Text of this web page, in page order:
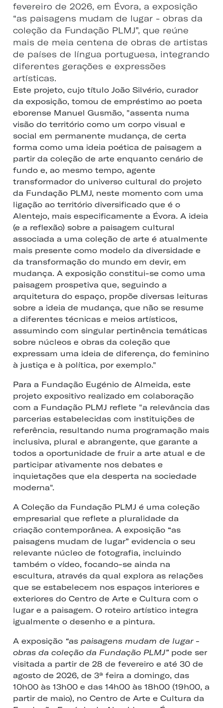
fevereiro de 2026, em Évora, a exposição
“as paisagens mudam de lugar - obras da
coleção da Fundação PLMJ”, que reúne
mais de meia centena de obras de artistas
de países de língua portuguesa, integrando
diferentes gerações e expressões
artísticas.
Este projeto, cujo título João Silvério, curador
da exposição, tomou de empréstimo ao poeta
eborense Manuel Gusmão, "assenta numa
visão do território como um corpo visual e
social em permanente mudança, de certa
forma como uma ideia poética de paisagem a
partir da coleção de arte enquanto cenário de
fundo e, ao mesmo tempo, agente
transformador do universo cultural do projeto
da Fundação PLMJ, neste momento com uma
ligação ao território diversificado que é o
Alentejo, mais especificamente a Évora. A ideia
(e a reflexão) sobre a paisagem cultural
associada a uma coleção de arte é atualmente
mais presente como modelo da diversidade e
da transformação do mundo em devir, em
mudança. A exposição constitui-se como uma
paisagem prospetiva que, seguindo a
arquitetura do espaço, propõe diversas leituras
sobre a ideia de mudança, que não se resume
a diferentes técnicas e meios artísticos,
assumindo com singular pertinência temáticas
sobre núcleos e obras da coleção que
expressam uma ideia de diferença, do feminino
à justiça e à política, por exemplo."
Para a Fundação Eugénio de Almeida, este
projeto expositivo realizado em colaboração
com a Fundação PLMJ reflete "a relevância das
parcerias estabelecidas com instituições de
referência, resultando numa programação mais
inclusiva, plural e abrangente, que garante a
todos a oportunidade de fruir a arte atual e de
participar ativamente nos debates e
inquietações que ela desperta na sociedade
moderna".
A Coleção da Fundação PLMJ é uma coleção
empresarial que reflete a pluralidade da
criação contemporânea. A exposição “as
paisagens mudam de lugar” evidencia o seu
relevante núcleo de fotografia, incluindo
também o vídeo, focando-se ainda na
escultura, através da qual explora as relações
que se estabelecem nos espaços interiores e
exteriores do Centro de Arte e Cultura com o
lugar e a paisagem. O roteiro artístico integra
igualmente o desenho e a pintura.
A exposição “as paisagens mudam de lugar -
obras da coleção da Fundação PLMJ” pode ser
visitada a partir de 28 de fevereiro e até 30 de
agosto de 2026, de 3ª feira a domingo, das
10h00 às 13h00 e das 14h00 às 18h00 (19h00, a
partir de maio), no Centro de Arte e Cultura da